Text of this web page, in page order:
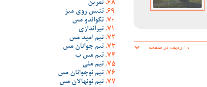
تمرین
تنیس روی میز
تکواندو مس
تیراندازی
تیم امید مس
تیم جوانان مس
تیم مس ب
تیم ملی
تیم نوجوانان مس
تیم نونهالان مس